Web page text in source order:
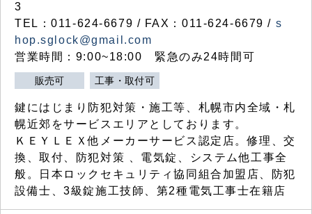
3
TEL：011-624-6679 / FAX：011-624-6679 / s
hop.sglock@gmail.com
営業時間：9:00~18:00 緊急のみ24時間可
販売可 工事・取付可
鍵にはじまり防犯対策・施工等、札幌市内全域・札
幌近郊をサービスエリアとしております。
ＫＥＹＬＥＸ他メーカーサービス認定店。修理、交
換、取付、防犯対策 、電気錠、システム他工事全
般。日本ロックセキュリティ協同組合加盟店、防犯
設備士、3級錠施工技師、第2種電気工事士在籍店